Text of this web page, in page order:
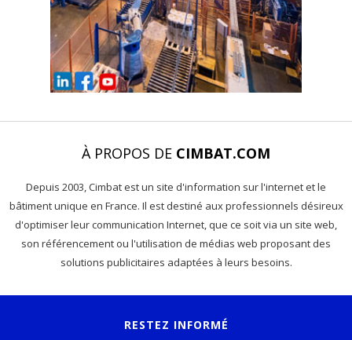
À PROPOS DE CIMBAT.COM
Depuis 2003, Cimbat est un site d'information sur l'internet et le
bâtiment unique en France. Il est destiné aux professionnels désireux
d'optimiser leur communication Internet, que ce soit via un site web,
son référencement ou l'utilisation de médias web proposant des
solutions publicitaires adaptées à leurs besoins.
RESTEZ INFORMÉ